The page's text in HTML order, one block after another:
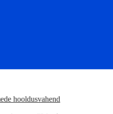
hooldusvahend